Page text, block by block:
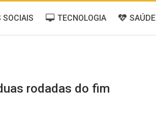
SOCIAIS TECNOLOGIA SAÚDE
rodadas do fim